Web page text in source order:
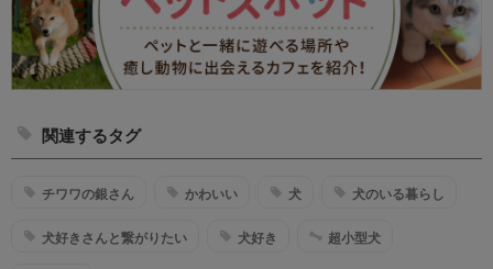
関連するタグ
チワワの銀さん かわいい 犬 犬のいる暮らし
犬好きさんと繋がりたい 犬好き 超小型犬